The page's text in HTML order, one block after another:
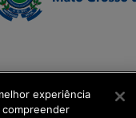
experiência